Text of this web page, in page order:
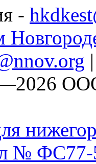
-
|
ООО
ФС77-